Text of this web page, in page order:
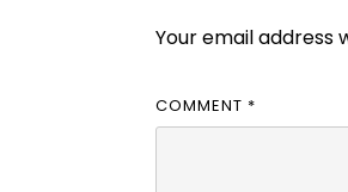
Your email address
COMMENT *